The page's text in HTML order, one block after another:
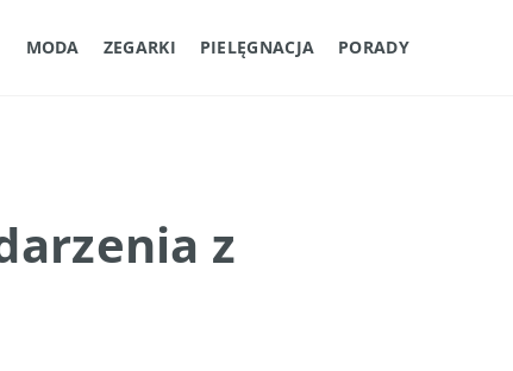
MODA ZEGARKI PIELĘGNACJA PORADY
z